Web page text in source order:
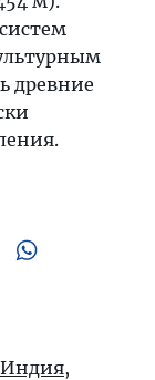
древние
Индия,